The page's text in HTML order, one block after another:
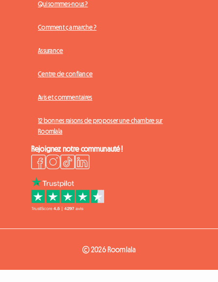
Qui sommes-nous ?
Comment ça marche ?
Assurance
Centre de confiance
Avis et commentaires
12 bonnes raisons de proposer une chambre sur
Roomlala
Rejoignez notre communauté !
© 2026 Roomlala